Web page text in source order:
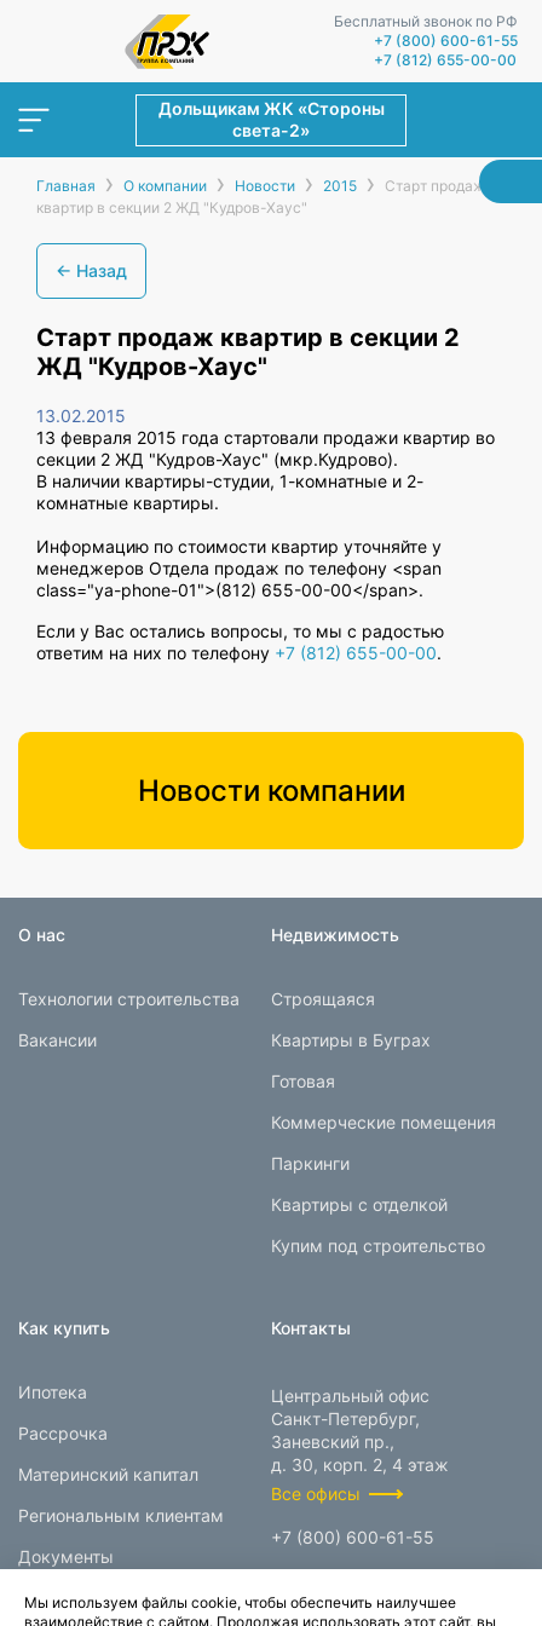
Бесплатный звонок по РФ
+7 (800) 600-61-55
+7 (812) 655-00-00
Дольщикам ЖК «Стороны
света-2»
Главная › О компании › Новости › 2015 ›
Старт продаж
квартир в секции 2 ЖД "Кудров-Хаус"
← Назад
Старт продаж квартир в секции 2
ЖД "Кудров-Хаус"
13.02.2015
13 февраля 2015 года стартовали продажи квартир во
секции 2 ЖД "Кудров-Хаус" (мкр.Кудрово).
В наличии квартиры-студии, 1-комнатные и 2-
комнатные квартиры.
Информацию по стоимости квартир уточняйте у
менеджеров Отдела продаж по телефону <span
class="ya-phone-01">(812) 655-00-00</span>.
Если у Вас остались вопросы, то мы с радостью
ответим на них по телефону +7 (812) 655-00-00.
Новости компании
О нас
Технологии строительства
Вакансии
Недвижимость
Строящаяся
Квартиры в Буграх
Готовая
Коммерческие помещения
Паркинги
Квартиры с отделкой
Купим под строительство
Как купить
Ипотека
Рассрочка
Материнский капитал
Региональным клиентам
Документы
Контакты
Центральный офис
Санкт-Петербург,
Заневский пр.,
д. 30, корп. 2, 4 этаж
Все офисы
+7 (800) 600-61-55
Мы используем файлы cookie, чтобы обеспечить наилучшее
взаимодействие с сайтом. Продолжая использовать этот сайт, вы